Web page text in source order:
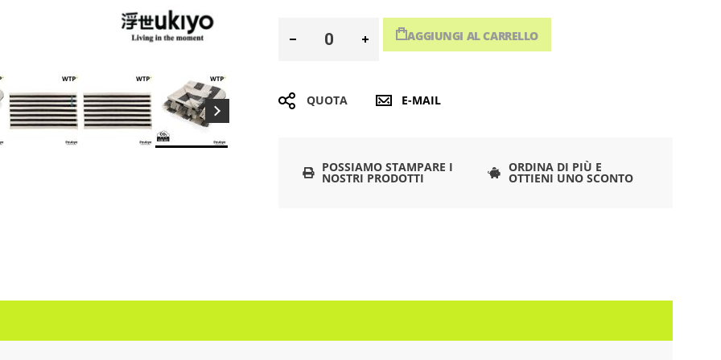
AGGIUNGI AL CARRELLO
QUOTA E-MAIL
POSSIAMO STAMPARE I
NOSTRI PRODOTTI
ORDINA DI PIÙ E
OTTIENI UNO SCONTO